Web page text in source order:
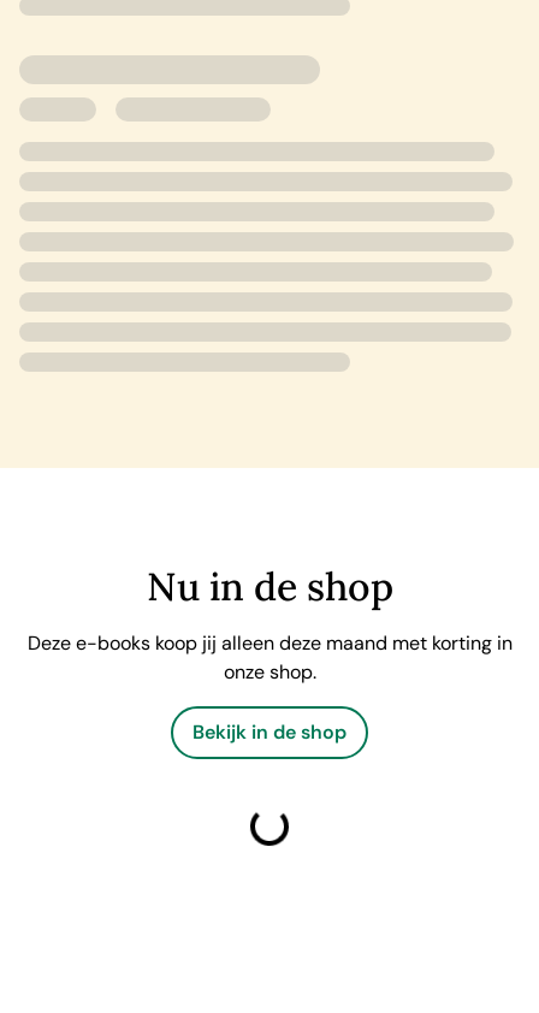
Nu in de shop
Deze e-books koop jij alleen deze maand met korting in
onze shop.
Bekijk in de shop
laden